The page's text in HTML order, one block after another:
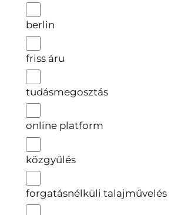
berlin
friss áru
tudásmegosztás
online platform
közgyűlés
forgatásnélküli talajművelés